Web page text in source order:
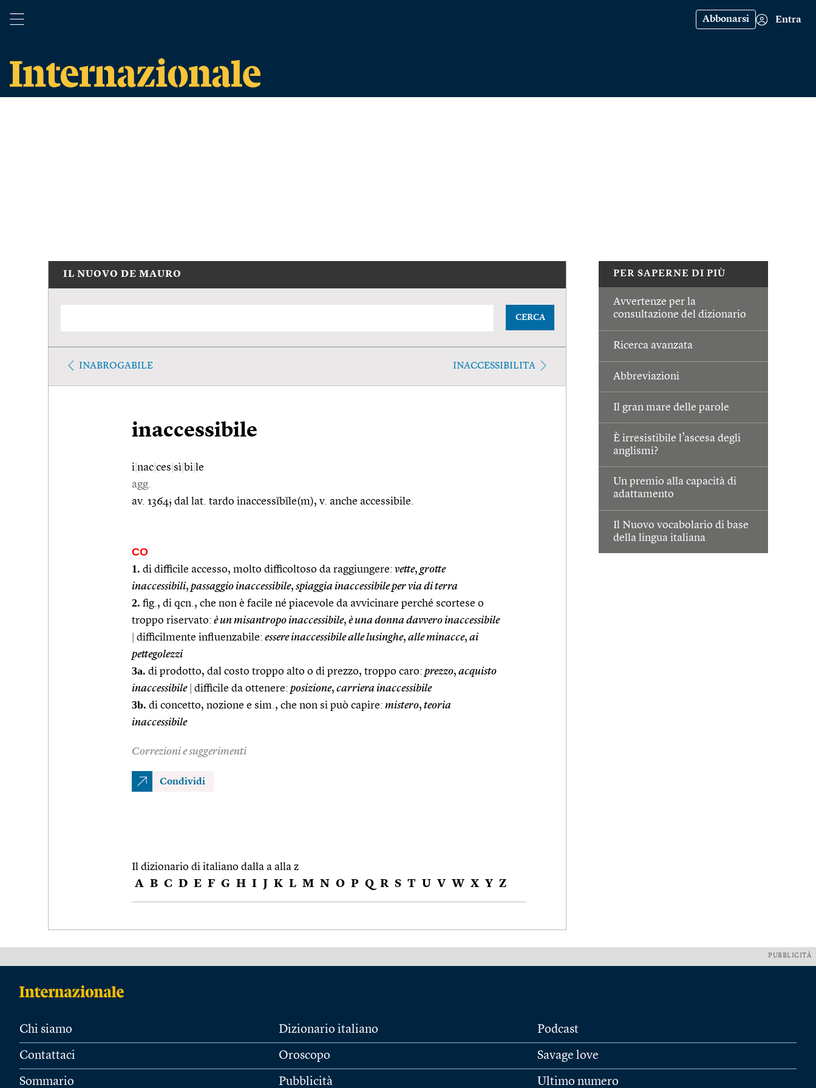
Abbonarsi Entra
PER SAPERNE DI PIÙ
Avvertenze per la
consultazione del dizionario
Ricerca avanzata
Abbreviazioni
Il gran mare delle parole
È irresistibile l’ascesa degli
anglismi?
Un premio alla capacità di
adattamento
Il Nuovo vocabolario di base
della lingua italiana
IL NUOVO DE MAURO
CERCA
INABROGABILE INACCESSIBILITA
inaccessibile
i nac ces sì bi le
agg.
av. 1364; dal lat. tardo inaccessĭbĭle(m), v. anche accessibile.
CO
1. di difficile accesso, molto difficoltoso da raggiungere: vette, grotte
inaccessibili, passaggio inaccessibile, spiaggia inaccessibile per via di terra
2. fig., di qcn., che non è facile né piacevole da avvicinare perché scortese o
troppo riservato: è un misantropo inaccessibile, è una donna davvero inaccessibile
difficilmente influenzabile: essere inaccessibile alle lusinghe, alle minacce, ai
pettegolezzi
3a. di prodotto, dal costo troppo alto o di prezzo, troppo caro: prezzo, acquisto
inaccessibile
difficile da ottenere: posizione, carriera inaccessibile
3b. di concetto, nozione e sim., che non si può capire: mistero, teoria
inaccessibile
Correzioni e suggerimenti
Condividi
Il dizionario di italiano dalla a alla z
A B C D E F G H I J K L M N O P Q R S T U V W X Y Z
PUBBLICITÀ
Chi siamo
Contattaci
Sommario
Dizionario italiano
Oroscopo
Pubblicità
Podcast
Savage love
Ultimo numero